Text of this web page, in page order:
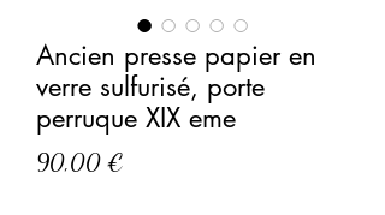
Ancien presse papier en
verre sulfurisé, porte
perruque XIX eme
90,00 €